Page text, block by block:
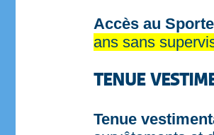
Accès au
ans sans
TENUE
Tenue